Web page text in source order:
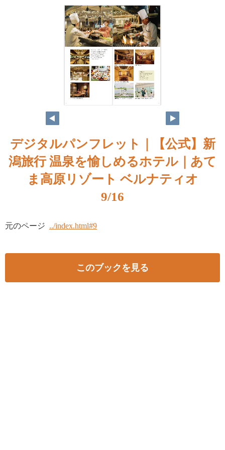
デジタルパンフレット｜【公式】新
潟旅行 温泉を愉しめるホテル｜あて
ま高原リゾート ベルナティオ
9/16
元のページ ../index.html#9
このブックを見る